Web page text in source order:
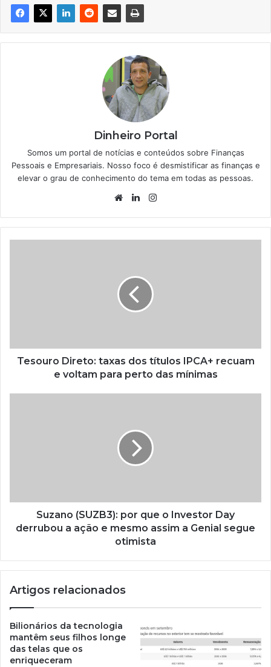
Dinheiro Portal
Somos um portal de notícias e conteúdos sobre Finanças
Pessoais e Empresariais. Nosso foco é desmistificar as finanças e
elevar o grau de conhecimento do tema em todas as pessoas.
WebsiteLinkedin
Tesouro Direto: taxas dos títulos IPCA+ recuam
e voltam para perto das mínimas
Suzano (SUZB3): por que o Investor Day
derrubou a ação e mesmo assim a Genial segue
otimista
Artigos relacionados
Bilionários da tecnologia
mantêm seus filhos longe
das telas que os
enriqueceram